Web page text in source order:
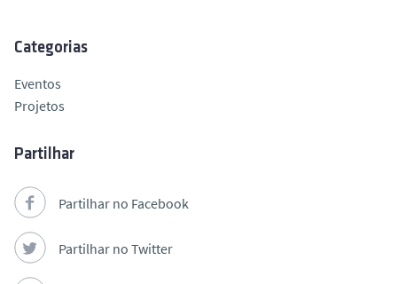
Categorias
Eventos
Projetos
Partilhar
Partilhar no Facebook
Partilhar no Twitter